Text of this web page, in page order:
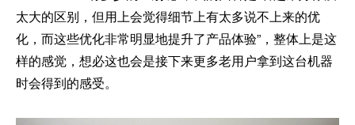
太大的区别，但用上会觉得细节上有太多说不上来的优
化，而这些优化非常明显地提升了产品体验”，整体上是这
样的感觉，想必这也会是接下来更多老用户拿到这台机器
时会得到的感受。